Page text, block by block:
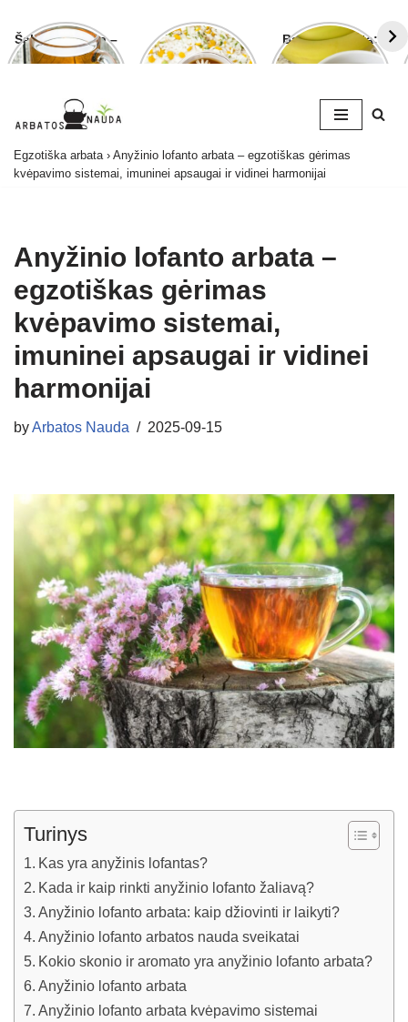
Šalavijo arbata –
ligoms gydyti ir
Ramunėlių
arbata pagelbės
Bananų arbata:
kuo ji naudinga
to
Egzotiška arbata › Anyžinio lofanto arbata – egzotiškas gėrimas
kvėpavimo sistemai, imuninei apsaugai ir vidinei harmonijai
Anyžinio lofanto arbata –
egzotiškas gėrimas
kvėpavimo sistemai,
imuninei apsaugai ir vidinei
harmonijai
byArbatos Nauda 2025-09-15
Turinys
Kas yra anyžinis lofantas?
Kada ir kaip rinkti anyžinio lofanto žaliavą?
Anyžinio lofanto arbata: kaip džiovinti ir laikyti?
Anyžinio lofanto arbatos nauda sveikatai
Kokio skonio ir aromato yra anyžinio lofanto arbata?
Anyžinio lofanto arbata
Anyžinio lofanto arbata kvėpavimo sistemai